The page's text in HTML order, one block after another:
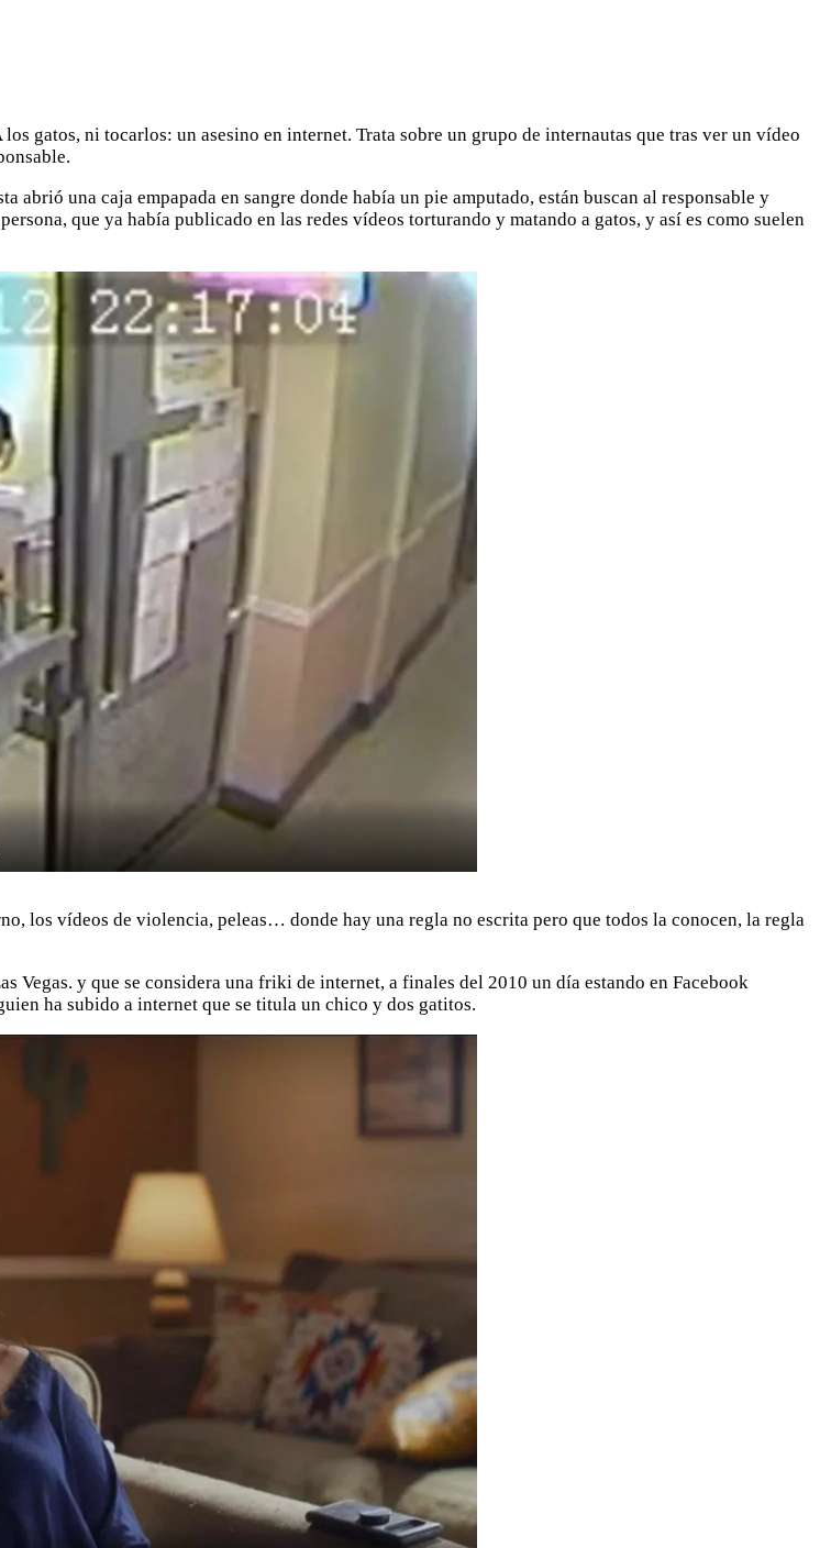
gatos, ni tocarlos: un asesino en internet. Trata sobre un grupo de internautas que tras ver un vídeo
una caja empapada en sangre donde había un pie amputado, están buscan al responsable y
que ya había publicado en las redes vídeos torturando y matando a gatos, y así es como suelen
los vídeos de violencia, peleas… donde hay una regla no escrita pero que todos la conocen, la regla
Vegas. y que se considera una friki de internet, a finales del 2010 un día estando en Facebook
ha subido a internet que se titula un chico y dos gatitos.